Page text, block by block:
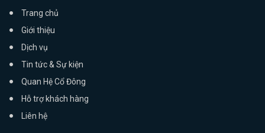
Trang chủ
Giới thiệu
Dịch vụ
Tin tức & Sự kiện
Quan Hệ Cổ Đông
Hỗ trợ khách hàng
Liên hệ